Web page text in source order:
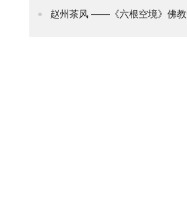
赵州茶风 ——《六根空境》佛教音乐专辑之